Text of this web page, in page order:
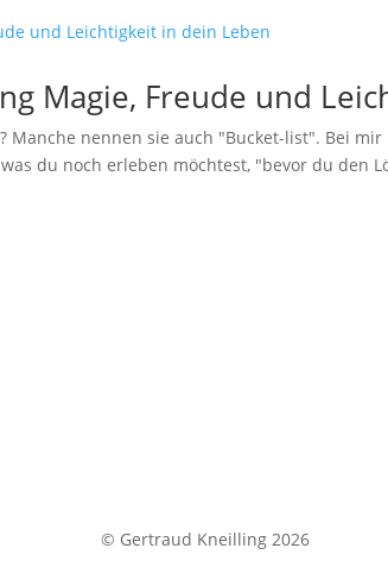
Magie, Freude und
Manche nennen sie auch "Bucket-list". Bei
du noch erleben möchtest, "bevor du den
© Gertraud Kneilling 2026